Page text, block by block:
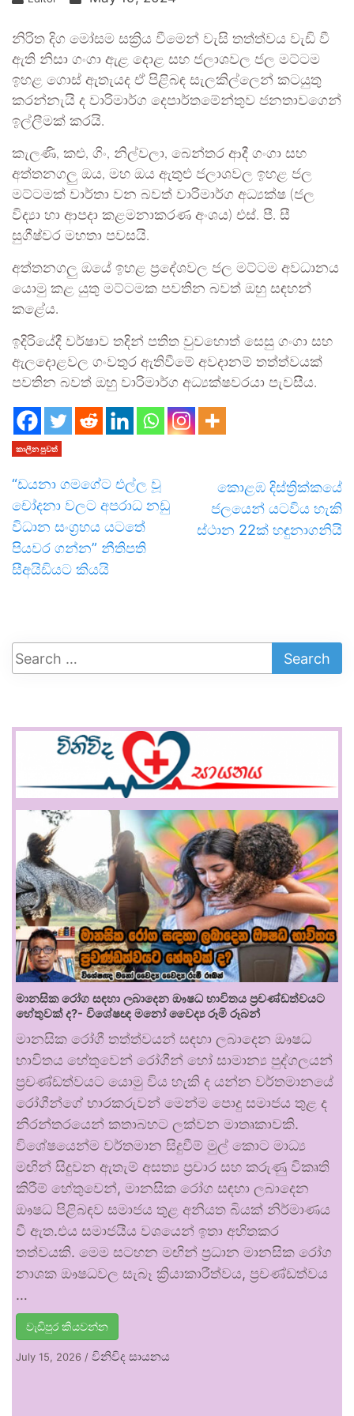
නිරිත දිග මෝසම සක්‍රිය වීමෙන් වැසි තත්ත්වය වැඩි වී
ඇති නිසා ගංගා ඇළ දොළ සහ ජලාශවල ජල මට්ටම
ඉහළ ගොස් ඇතැයද ඒ පිළිබඳ සැලකිල්ලෙන් කටයුතු
කරන්නැයි ද වාරිමාර්ග දෙපාර්තමේන්තුව ජනතාවගෙන්
ඉල්ලීමක් කරයි.
කැලණි, කළු, ගිං, නිල්වලා, බෙන්තර ආදී ගංගා සහ
අත්තනගලු ඔය, මහ ඔය ඇතුළු ජලාශවල ඉහළ ජල
මට්ටමක් වාර්තා වන බවත් වාරිමාර්ග අධ්‍යක්ෂ (ජල
විද්‍යා හා ආපදා කළමනාකරණ අංශය) එස්. පී. සී
සුගීෂ්වර මහතා පවසයි.
අත්තනගලු ඔයේ ඉහළ ප්‍රදේශවල ජල මට්ටම අවධානය
යොමු කළ යුතු මට්ටමක පවතින බවත් ඔහු සඳහන්
කළේය.
ඉදිරියේදී වර්ෂාව තදින් පතිත වුවහොත් සෙසු ගංගා සහ
ඇලදොළවල ගංවතුර ඇතිවීමේ අවදානම් තත්ත්වයක්
පවතින බවත් ඔහු වාරිමාර්ග අධ්‍යක්ෂවරයා පැවසීය.
කාලීන පුවත්
“ඩයනා ගමගේට එල්ල වූ
චෝදනා වලට අපරාධ නඩු
විධාන සංග්‍රහය යටතේ
පියවර ගන්න” නීතිපති
සීඅයිඩියට කියයි
කොළඹ දිස්ත්‍රික්කයේ
ජලයෙන් යටවිය හැකි
ස්ථාන 22ක් හඳුනාගනියි
මානසික රෝග සඳහා ලබාදෙන ඖෂධ භාවිතය ප්‍රචණ්ඩත්වයට
හේතුවක් ද?- විශේෂඥ මනෝ වෛද්‍ය රූමි රූබන්
මානසික රෝගී තත්ත්වයන් සඳහා ලබාදෙන ඖෂධ
භාවිතය හේතුවෙන් රෝගීන් හෝ සාමාන්‍ය පුද්ගලයන්
ප්‍රචණ්ඩත්වයට යොමු විය හැකි ද යන්න වර්තමානයේ
රෝගීන්ගේ භාරකරුවන් මෙන්ම පොදු සමාජය තුළ ද
නිරන්තරයෙන් කතාබහට ලක්වන මාතෘකාවකි.
විශේෂයෙන්ම වර්තමාන සිදුවීම් මුල් කොට මාධ්‍ය
මඟින් සිදුවන ඇතැම් අසත්‍ය ප්‍රචාර සහ කරුණු විකෘති
කිරීම් හේතුවෙන්, මානසික රෝග සඳහා ලබාදෙන
ඖෂධ පිළිබඳව සමාජය තුළ අනියත බියක් නිර්මාණය
වී ඇත.එය සමාජයීය වශයෙන් ඉතා අහිතකර
තත්වයකි. මෙම සටහන මඟින් ප්‍රධාන මානසික රෝග
නාශක ඖෂධවල සැබෑ ක්‍රියාකාරීත්වය, ප්‍රචණ්ඩත්වය
…
වැඩිපුර කියවන්න
July 15, 2026 / විනිවිද සායනය